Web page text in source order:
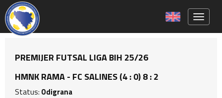
PREMIJER FUTSAL LIGA BIH 25/26
HMNK RAMA - FC SALINES (4 : 0) 8 : 2
Status: Odigrana